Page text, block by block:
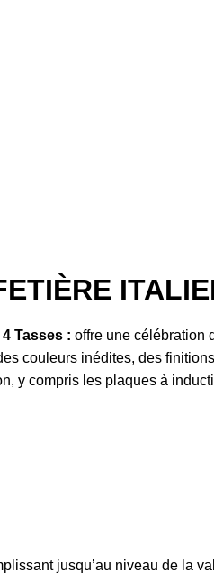
Tasses : offre une célébration
couleurs inédites, des
y compris les plaques à
jusqu’au niveau de la